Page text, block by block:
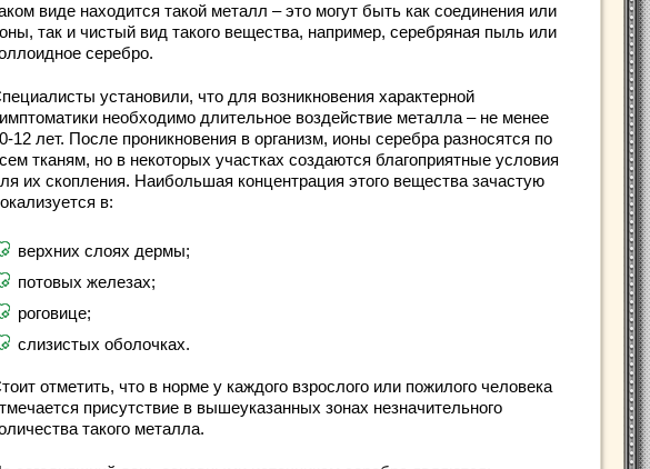
виде находится такой металл – это могут быть как соединения или
так и чистый вид такого вещества, например, серебряная пыль или
серебро.
установили, что для возникновения характерной
необходимо длительное воздействие металла – не менее
12 лет. После проникновения в организм, ионы серебра разносятся по
тканям, но в некоторых участках создаются благоприятные условия
их скопления. Наибольшая концентрация этого вещества зачастую
в:
верхних слоях дермы;
потовых железах;
роговице;
слизистых оболочках.
отметить, что в норме у каждого взрослого или пожилого человека
присутствие в вышеуказанных зонах незначительного
такого металла.